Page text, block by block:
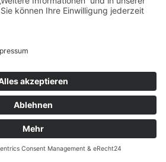
|Impressum|Datenschutz
Newsletter abonnieren!